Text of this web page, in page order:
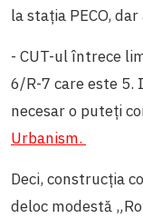
la stația PECO,
- CUT-ul întrece
6/R-7 care este 5.
necesar o puteți
Urbanism.
Deci, construcția
deloc modestă